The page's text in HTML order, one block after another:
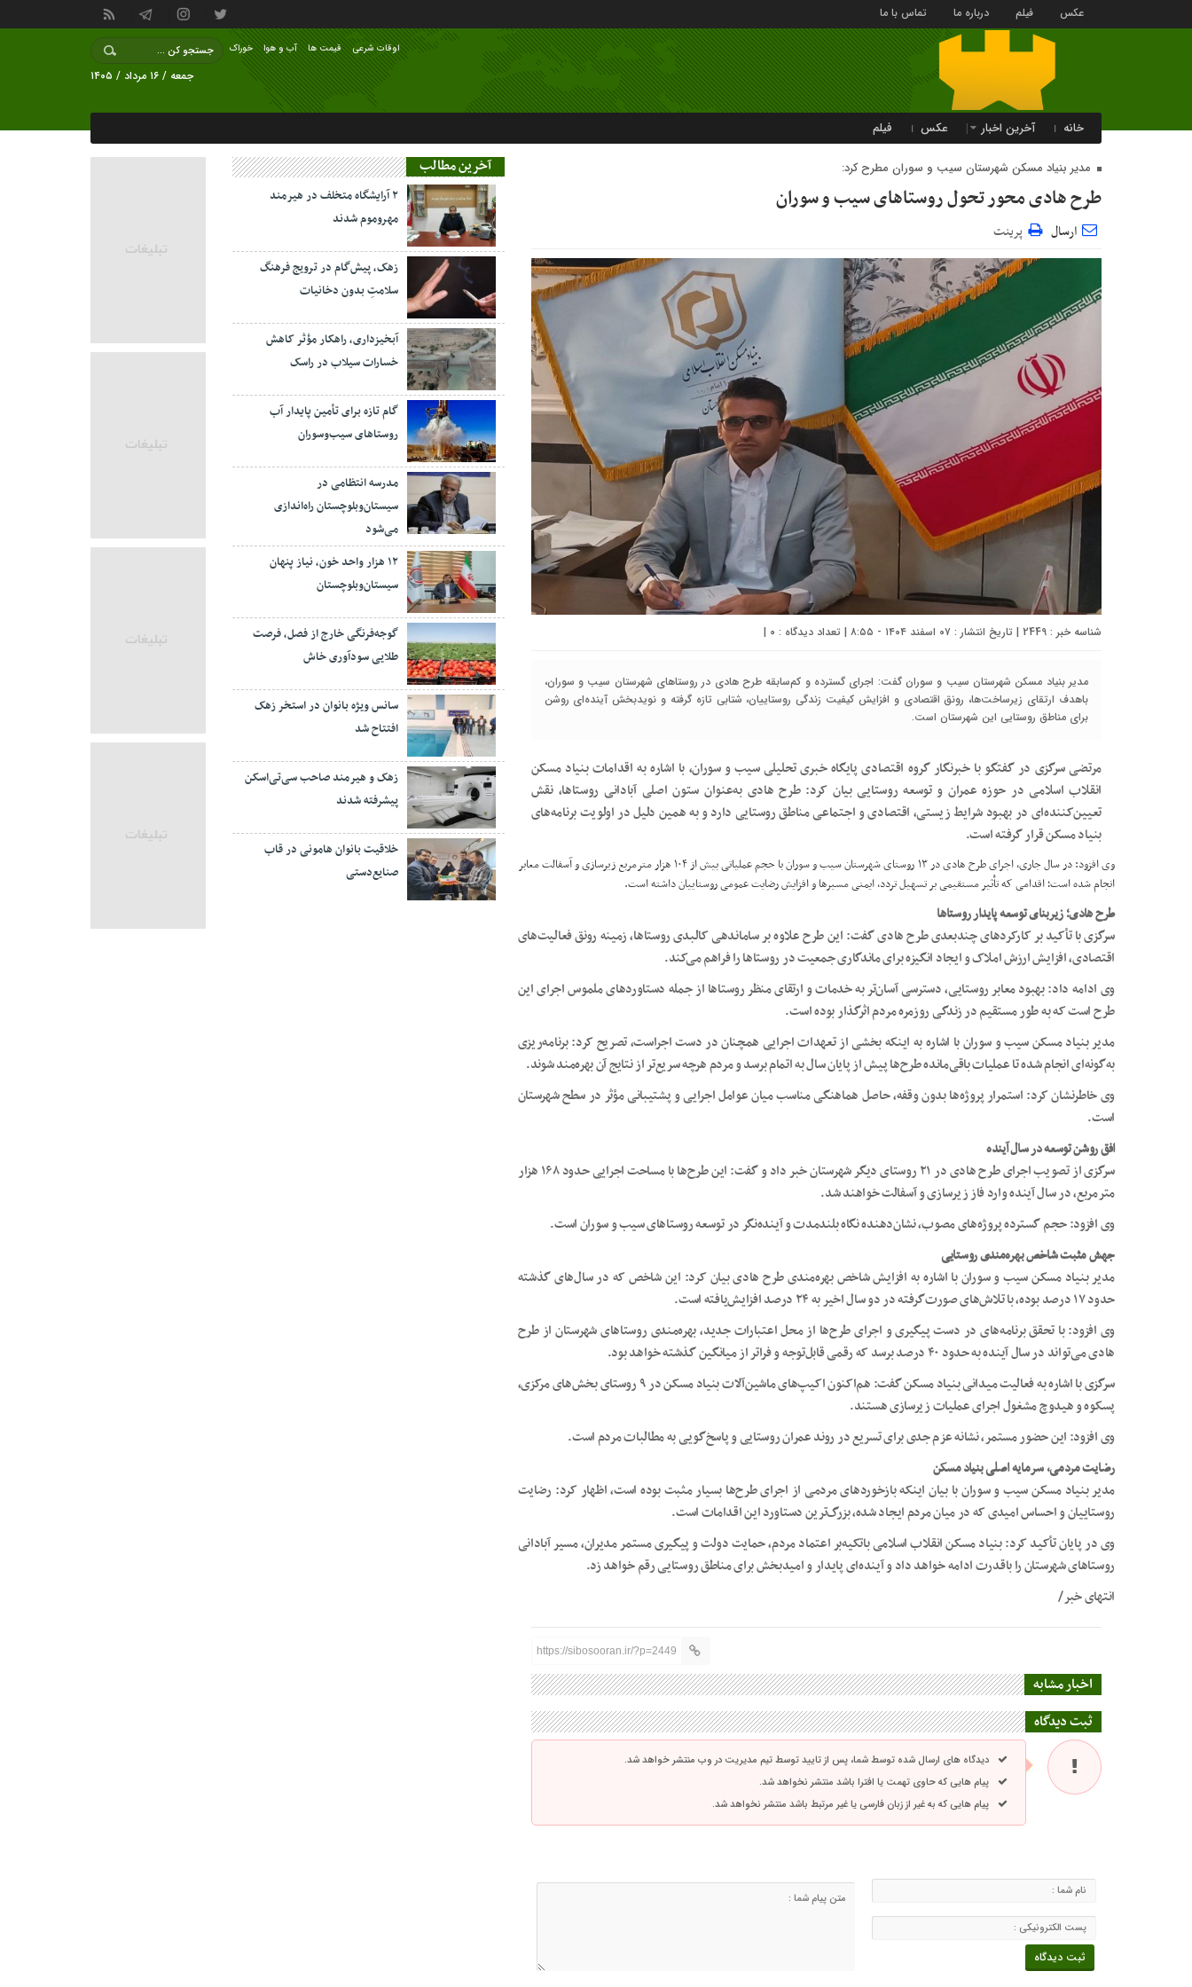
عکس فیلم درباره ما تماس با ما
خوراک آب و هوا قیمت ها اوقات شرعی
جمعه / ۱۶ مرداد / ۱۴۰۵
خانه آخرین اخبار عکس فیلم
مدیر بنیاد مسکن شهرستان سیب و سوران مطرح کرد:
طرح هادی محور تحول روستاهای سیب و سوران
ارسال پرینت
شناسه خبر : 2449 | تاریخ انتشار : ۰۷ اسفند ۱۴۰۴ - ۸:۵۵ | تعداد دیدگاه : ۰ |
مدیر بنیاد مسکن شهرستان سیب و سوران گفت: اجرای گسترده و کم‌سابقه طرح هادی در روستاهای شهرستان سیب و سوران،
باهدف ارتقای زیرساخت‌ها، رونق اقتصادی و افزایش کیفیت زندگی روستاییان، شتابی تازه گرفته و نویدبخش آینده‌ای روشن
برای مناطق روستایی این شهرستان است.
مرتضی سرگزی در گفتگو با خبرنگار گروه اقتصادی پایگاه خبری تحلیلی سیب و سوران، با اشاره به اقدامات بنیاد مسکن
انقلاب اسلامی در حوزه عمران و توسعه روستایی بیان کرد: طرح هادی به‌عنوان ستون اصلی آبادانی روستاها، نقش
تعیین‌کننده‌ای در بهبود شرایط زیستی، اقتصادی و اجتماعی مناطق روستایی دارد و به همین دلیل در اولویت برنامه‌های
بنیاد مسکن قرار گرفته است.
وی افزود: در سال جاری، اجرای طرح هادی در ۱۳ روستای شهرستان سیب و سوران با حجم عملیاتی بیش از ۱۰۴ هزار مترمربع زیرسازی و آسفالت معابر
انجام شده است؛ اقدامی که تأثیر مستقیمی بر تسهیل تردد، ایمنی مسیرها و افزایش رضایت عمومی روستاییان داشته است.
طرح هادی؛ زیربنای توسعه پایدار روستاها
سرگزی با تأکید بر کارکردهای چندبعدی طرح هادی گفت: این طرح علاوه بر ساماندهی کالبدی روستاها، زمینه رونق فعالیت‌های
اقتصادی، افزایش ارزش املاک و ایجاد انگیزه برای ماندگاری جمعیت در روستاها را فراهم می‌کند.
وی ادامه داد: بهبود معابر روستایی، دسترسی آسان‌تر به خدمات و ارتقای منظر روستاها از جمله دستاوردهای ملموس اجرای این
طرح است که به طور مستقیم در زندگی روزمره مردم اثرگذار بوده است.
مدیر بنیاد مسکن سیب و سوران با اشاره به اینکه بخشی از تعهدات اجرایی همچنان در دست اجراست، تصریح کرد: برنامه‌ریزی
به‌گونه‌ای انجام شده تا عملیات باقی‌مانده طرح‌ها پیش از پایان سال به اتمام برسد و مردم هرچه سریع‌تر از نتایج آن بهره‌مند شوند.
وی خاطرنشان کرد: استمرار پروژه‌ها بدون وقفه، حاصل هماهنگی مناسب میان عوامل اجرایی و پشتیبانی مؤثر در سطح شهرستان
است.
افق روشن توسعه در سال آینده
سرگزی از تصویب اجرای طرح هادی در ۲۱ روستای دیگر شهرستان خبر داد و گفت: این طرح‌ها با مساحت اجرایی حدود ۱۶۸ هزار
مترمربع، در سال آینده وارد فاز زیرسازی و آسفالت خواهند شد.
وی افزود: حجم گسترده پروژه‌های مصوب، نشان‌دهنده نگاه بلندمدت و آینده‌نگر در توسعه روستاهای سیب و سوران است.
جهش مثبت شاخص بهره‌مندی روستایی
مدیر بنیاد مسکن سیب و سوران با اشاره به افزایش شاخص بهره‌مندی طرح هادی بیان کرد: این شاخص که در سال‌های گذشته
حدود ۱۷ درصد بوده، با تلاش‌های صورت‌گرفته در دو سال اخیر به ۲۴ درصد افزایش‌یافته است.
وی افزود: با تحقق برنامه‌های در دست پیگیری و اجرای طرح‌ها از محل اعتبارات جدید، بهره‌مندی روستاهای شهرستان از طرح
هادی می‌تواند در سال آینده به حدود ۴۰ درصد برسد که رقمی قابل‌توجه و فراتر از میانگین گذشته خواهد بود.
سرگزی با اشاره به فعالیت میدانی بنیاد مسکن گفت: هم‌اکنون اکیپ‌های ماشین‌آلات بنیاد مسکن در ۹ روستای بخش‌های مرکزی،
پسکوه و هیدوچ مشغول اجرای عملیات زیرسازی هستند.
وی افزود: این حضور مستمر، نشانه عزم جدی برای تسریع در روند عمران روستایی و پاسخ‌گویی به مطالبات مردم است.
رضایت مردمی، سرمایه اصلی بنیاد مسکن
مدیر بنیاد مسکن سیب و سوران با بیان اینکه بازخوردهای مردمی از اجرای طرح‌ها بسیار مثبت بوده است، اظهار کرد: رضایت
روستاییان و احساس امیدی که در میان مردم ایجاد شده، بزرگ‌ترین دستاورد این اقدامات است.
وی در پایان تأکید کرد: بنیاد مسکن انقلاب اسلامی باتکیه‌بر اعتماد مردم، حمایت دولت و پیگیری مستمر مدیران، مسیر آبادانی
روستاهای شهرستان را باقدرت ادامه خواهد داد و آینده‌ای پایدار و امیدبخش برای مناطق روستایی رقم خواهد زد.
انتهای خبر/
https://sibosooran.ir/?p=2449
اخبار مشابه
ثبت دیدگاه
دیدگاه های ارسال شده توسط شما، پس از تایید توسط تیم مدیریت در وب منتشر خواهد شد.
پیام هایی که حاوی تهمت یا افترا باشد منتشر نخواهد شد.
پیام هایی که به غیر از زبان فارسی یا غیر مرتبط باشد منتشر نخواهد شد.
آخرین مطالب
۲ آرایشگاه متخلف در هیرمند
مهروموم شدند
زهک، پیش‌گام در ترویج فرهنگ
سلامتِ بدون دخانیات
آبخیزداری، راهکار مؤثر کاهش
خسارات سیلاب در راسک
گام تازه برای تأمین پایدار آب
روستاهای سیب‌وسوران
مدرسه انتظامی در
سیستان‌وبلوچستان راه‌اندازی
می‌شود
۱۲ هزار واحد خون، نیاز پنهان
سیستان‌وبلوچستان
گوجه‌فرنگی خارج از فصل، فرصت
طلایی سودآوری خاش
سانس ویژه بانوان در استخر زهک
افتتاح شد
زهک و هیرمند صاحب سی‌تی‌اسکن
پیشرفته شدند
خلاقیت بانوان هامونی در قاب
صنایع‌دستی